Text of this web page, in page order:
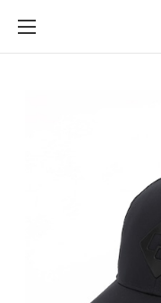
ニ
ュ
を